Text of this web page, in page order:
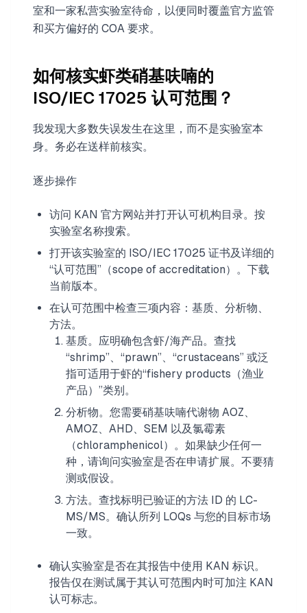
室和一家私营实验室待命，以便同时覆盖官方监管
和买方偏好的 COA 要求。
如何核实虾类硝基呋喃的
ISO/IEC 17025 认可范围？
我发现大多数失误发生在这里，而不是实验室本
身。务必在送样前核实。
逐步操作
访问 KAN 官方网站并打开认可机构目录。按
实验室名称搜索。
打开该实验室的 ISO/IEC 17025 证书及详细的
“认可范围”（scope of accreditation）。下载
当前版本。
在认可范围中检查三项内容：基质、分析物、
方法。
基质。应明确包含虾/海产品。查找
“shrimp”、“prawn”、“crustaceans” 或泛
指可适用于虾的“fishery products（渔业
产品）”类别。
分析物。您需要硝基呋喃代谢物 AOZ、
AMOZ、AHD、SEM 以及氯霉素
（chloramphenicol）。如果缺少任何一
种，请询问实验室是否在申请扩展。不要猜
测或假设。
方法。查找标明已验证的方法 ID 的 LC-
MS/MS。确认所列 LOQs 与您的目标市场
一致。
确认实验室是否在其报告中使用 KAN 标识。
报告仅在测试属于其认可范围内时可加注 KAN
认可标志。